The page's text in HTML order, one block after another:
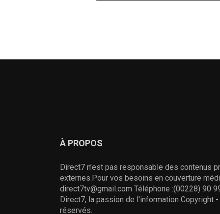
À PROPOS
Direct7 n’est pas responsable des contenus
externes.Pour vos besoins en couverture
direct7tv@gmail.com Téléphone :(00228) 90
Direct7, la passion de l'information Copyright
réservés.